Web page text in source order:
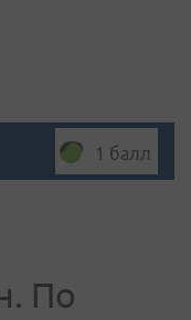
1 балл
По